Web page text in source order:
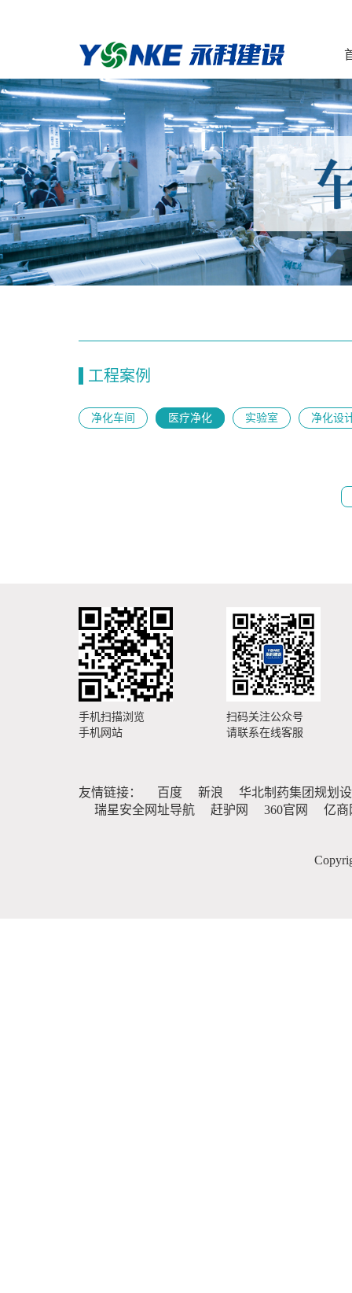
工程案例
净化车间 医疗净化 实验室 净化设
手机扫描浏览
手机网站
扫码关注公众号
请联系在线客服
友情链接： 百度 新浪
华北制药集团规划
瑞星安全网址导航
赶驴网 360官网 亿商